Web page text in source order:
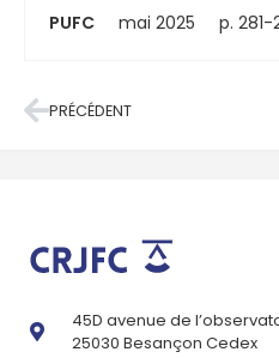
PUFC mai 2025 p. 281-
PRÉCÉDENT
45D avenue de
25030 Besançon Cedex